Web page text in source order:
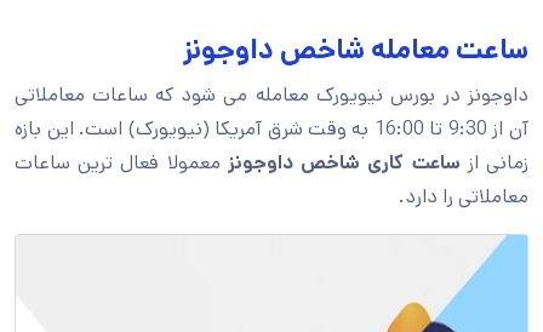
ساعت معامله شاخص داوجونز
داوجونز در بورس نیویورک معامله می شود که ساعات معاملاتی
آن از 9:30 تا 16:00 به وقت شرق آمریکا (نیویورک) است. این بازه
زمانی از ساعت کاری شاخص داوجونز معمولا فعال ترین ساعات
معاملاتی را دارد.